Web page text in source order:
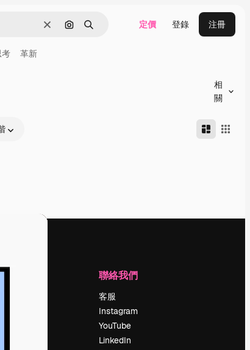
清除 通過圖像搜索
搜尋 定價 登錄 注冊
考 革新
相
關
公司 聯絡我們
客服
Instagram
YouTube
LinkedIn